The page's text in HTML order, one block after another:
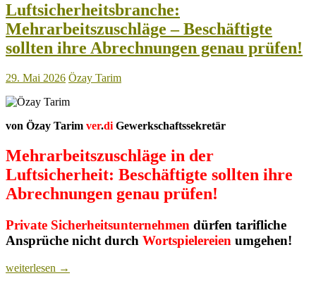
Luftsicherheitsbranche:
Mehrarbeitszuschläge – Beschäftigte
sollten ihre Abrechnungen genau prüfen!
29. Mai 2026 Özay Tarim
von Özay Tarim ver.di Gewerkschaftssekretär
Mehrarbeitszuschläge in der
Luftsicherheit: Beschäftigte sollten ihre
Abrechnungen genau prüfen!
Private Sicherheitsunternehmen dürfen tarifliche
Ansprüche nicht durch Wortspielereien umgehen!
Luftsicherheitsbranche:
weiterlesen →